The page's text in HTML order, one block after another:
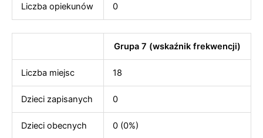
Liczba opiekunów 0
Grupa 7 (wskaźnik frekwencji)
Liczba miejsc 18
Dzieci zapisanych 0
Dzieci obecnych 0 (0%)